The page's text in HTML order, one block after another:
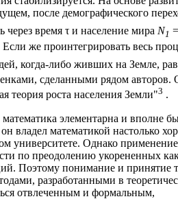
после демографического
через время τ и население мира N1
же проинтегрировать весь
когда-либо живших на Земле,
сделанными рядом
теория роста населения Земли"3 .
элементарна и вполне
владел математикой настолько
университете. Однако
по преодолению укорененных
Поэтому понимание и принятие
разработанными в
отвлеченным и формальным,